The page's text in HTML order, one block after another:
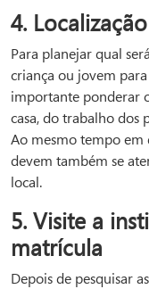
4.
Para planejar qual
criança ou jovem
importante ponderar
casa, do trabalho dos
Ao mesmo tempo em
devem também se
local.
5. Visite a
matrícula
Depois de pesquisar